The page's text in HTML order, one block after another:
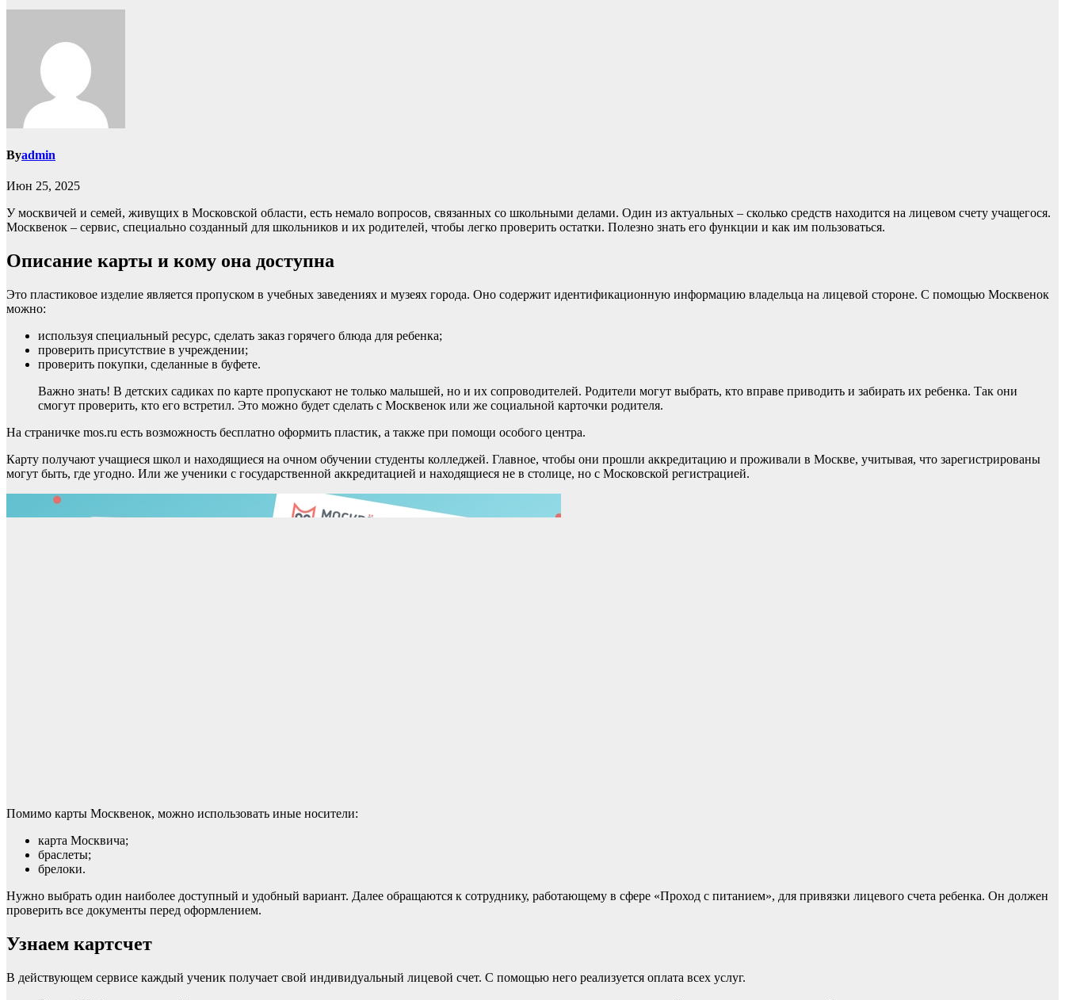
Byadmin
Июн 25, 2025
У москвичей и семей, живущих в Московской области, есть немало вопросов, связанных со школьными делами. Один из актуальных – сколько средств находится на лицевом счету учащегося.
Москвенок – сервис, специально созданный для школьников и их родителей, чтобы легко проверить остатки. Полезно знать его функции и как им пользоваться.
Описание карты и кому она доступна
Это пластиковое изделие является пропуском в учебных заведениях и музеях города. Оно содержит идентификационную информацию владельца на лицевой стороне. С помощью Москвенок
можно:
используя специальный ресурс, сделать заказ горячего блюда для ребенка;
проверить присутствие в учреждении;
проверить покупки, сделанные в буфете.
Важно знать! В детских садиках по карте пропускают не только малышей, но и их сопроводителей. Родители могут выбрать, кто вправе приводить и забирать их ребенка. Так они
смогут проверить, кто его встретил. Это можно будет сделать с Москвенок или же социальной карточки родителя.
На страничке mos.ru есть возможность бесплатно оформить пластик, а также при помощи особого центра.
Карту получают учащиеся школ и находящиеся на очном обучении студенты колледжей. Главное, чтобы они прошли аккредитацию и проживали в Москве, учитывая, что зарегистрированы
могут быть, где угодно. Или же ученики с государственной аккредитацией и находящиеся не в столице, но с Московской регистрацией.
Помимо карты Москвенок, можно использовать иные носители:
карта Москвича;
браслеты;
брелоки.
Нужно выбрать один наиболее доступный и удобный вариант. Далее обращаются к сотруднику, работающему в сфере «Проход с питанием», для привязки лицевого счета ребенка. Он должен
проверить все документы перед оформлением.
Узнаем картсчет
В действующем сервисе каждый ученик получает свой индивидуальный лицевой счет. С помощью него реализуется оплата всех услуг.